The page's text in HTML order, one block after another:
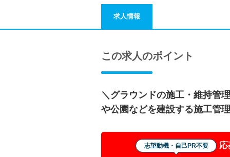
求人情報
この求人のポイント
＼グラウンドの施工・維持管
や公園などを建設する施工管
志望動機・自己PR不要